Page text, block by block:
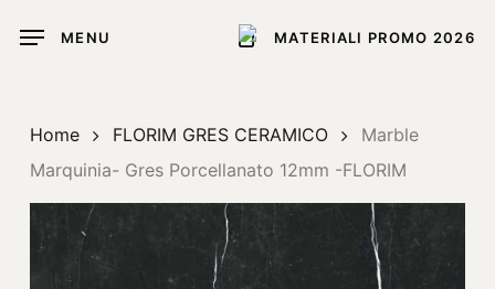
MATERIALI PROMO 2026
MENU
Home FLORIM GRES CERAMICO
Marble
Marquinia- Gres Porcellanato 12mm -FLORIM